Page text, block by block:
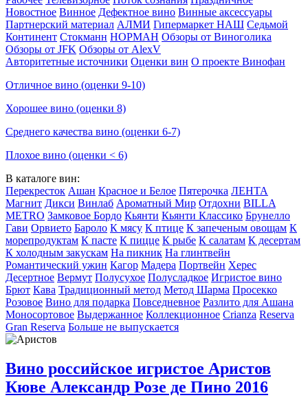
Новостное Винное Дефектное вино Винные аксессуары
Партнерский материал АЛМИ Гипермаркет НАШ Седьмой
Континент Стокманн НОРМАН Обзоры от Виноголика
Обзоры от JFK Обзоры от AlexV
Авторитетные источники Оценки вин О проекте Винофан
Отличное вино (оценки 9-10)
Хорошее вино (оценки 8)
Среднего качества вино (оценки 6-7)
Плохое вино (оценки < 6)
В каталоге вин:
Перекресток Ашан Красное и Белое Пятерочка ЛЕНТА
Магнит Дикси Винлаб Ароматный Мир Отдохни BILLA
METRO Замковое Бордо Кьянти Кьянти Классико Брунелло
Гави Орвието Бароло К мясу К птице К запеченым овощам К
морепродуктам К пасте К пицце К рыбе К салатам К десертам
К холодным закускам На пикник На глинтвейн
Романтический ужин Кагор Мадера Портвейн Херес
Десертное Вермут Полусухое Полусладкое Игристое вино
Брют Кава Традиционный метод Метод Шарма Просекко
Розовое Вино для подарка Повседневное Разлито для Ашана
Моносортовое Выдержанное Коллекционное Crianza Reserva
Gran Reserva Больше не выпускается
Вино российское игристое Аристов
Кюве Александр Розе де Пино 2016